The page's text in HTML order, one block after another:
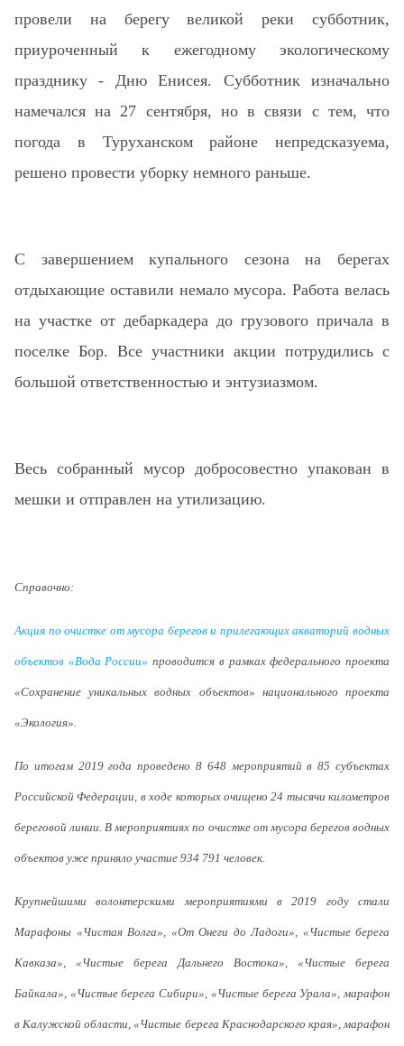
провели на берегу великой реки субботник,
приуроченный к ежегодному экологическому
празднику - Дню Енисея. Субботник изначально
намечался на 27 сентября, но в связи с тем, что
погода в Туруханском районе непредсказуема,
решено провести уборку немного раньше.
С завершением купального сезона на берегах
отдыхающие оставили немало мусора. Работа велась
на участке от дебаркадера до грузового причала в
поселке Бор. Все участники акции потрудились с
большой ответственностью и энтузиазмом.
Весь собранный мусор добросовестно упакован в
мешки и отправлен на утилизацию.
Справочно:
Акция по очистке от мусора берегов и прилегающих акваторий водных
объектов «Вода России» проводится в рамках федерального проекта
«Сохранение уникальных водных объектов» национального проекта
«Экология».
По итогам 2019 года проведено 8 648 мероприятий в 85 субъектах
Российской Федерации, в ходе которых очищено 24 тысячи километров
береговой линии. В мероприятиях по очистке от мусора берегов водных
объектов уже приняло участие 934 791 человек.
Крупнейшими волонтерскими мероприятиями в 2019 году стали
Марафоны «Чистая Волга», «От Онеги до Ладоги», «Чистые берега
Кавказа», «Чистые берега Дальнего Востока», «Чистые берега
Байкала», «Чистые берега Сибири», «Чистые берега Урала», марафон
в Калужской области, «Чистые берега Краснодарского края», марафон